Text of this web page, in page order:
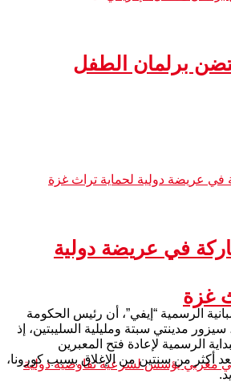
برلمان الطفل
في عريضة دولية
غزة
الرسمية “إيفي”، أن رئيس الحكومة
سيزور مدينتي سبتة ومليلية السليبتين، إذ
الرسمية لإعادة فتح المعبرين
أكثر من سنتين من الإغلاق بسبب كورونا،